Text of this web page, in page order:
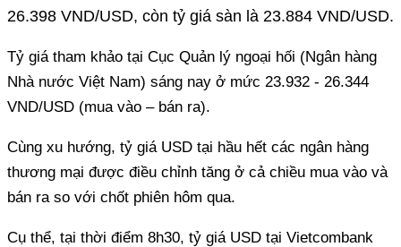
26.398 VND/USD, còn tỷ giá sàn là 23.884 VND/USD.
Tỷ giá tham khảo tại Cục Quản lý ngoại hối (Ngân hàng
Nhà nước Việt Nam) sáng nay ở mức 23.932 - 26.344
VND/USD (mua vào – bán ra).
Cùng xu hướng, tỷ giá USD tại hầu hết các ngân hàng
thương mại được điều chỉnh tăng ở cả chiều mua vào và
bán ra so với chốt phiên hôm qua.
Cụ thể, tại thời điểm 8h30, tỷ giá USD tại Vietcombank